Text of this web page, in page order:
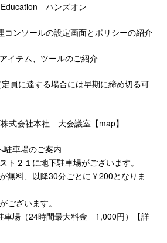
ハンズオン
ールの設定画面とポリシーの紹介
ム、ツールのご紹介
員に達する場合には早期に締め切る可
式会社本社 大会議室【map】
駐車場のご案内
ト２１に地下駐車場がございます。
無料、以降30分ごとに￥200となりま
ございます。
車場（24時間最大料金 1,000円）【詳